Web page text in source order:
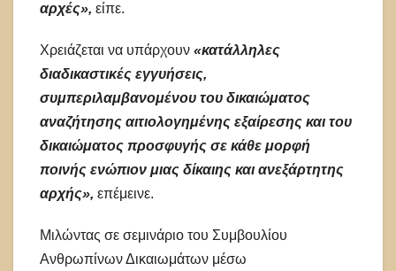
αρχές», είπε.
Χρειάζεται να υπάρχουν «κατάλληλες
διαδικαστικές εγγυήσεις,
συμπεριλαμβανομένου του δικαιώματος
αναζήτησης αιτιολογημένης εξαίρεσης και του
δικαιώματος προσφυγής σε κάθε μορφή
ποινής ενώπιον μιας δίκαιης και ανεξάρτητης
αρχής», επέμεινε.
Μιλώντας σε σεμινάριο του Συμβουλίου
Ανθρωπίνων Δικαιωμάτων μέσω